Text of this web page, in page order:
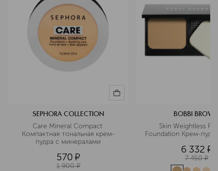
SEPHORA COLLECTION
Care Mineral Compact
Компактная тональная крем-
пудра с минералами
570 ¤
1 900 ¤
BOBBI
Skin Weightless
Foundation Крем-
6 332 ¤
7 450 ¤